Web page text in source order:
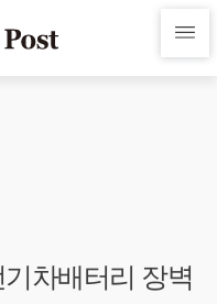
차배터리 장벽